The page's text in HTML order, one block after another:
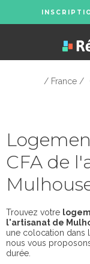
/ France /
CFA de
Trouvez votre
l'artisanat de
une colocation dans
nous vous
durée.